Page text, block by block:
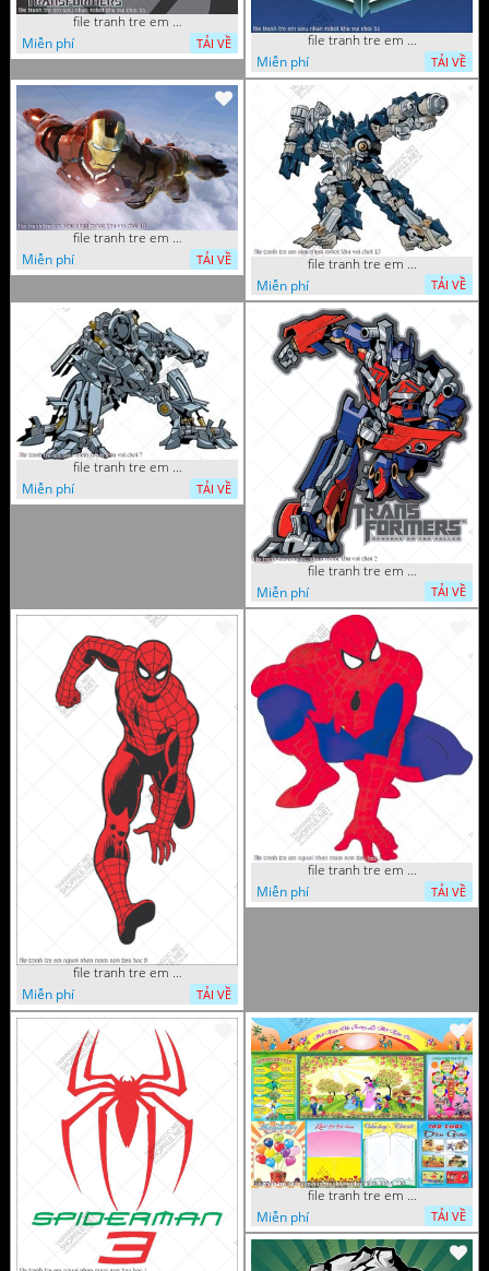
file tranh tre em sieu nhan robot khu vui choi 55
Miễn phí
TẢI VỀ
file tranh tre em sieu nhan robot khu vui choi 51
Miễn phí
TẢI VỀ
file tranh tre em sieu nhan robot khu vui choi 18
Miễn phí
TẢI VỀ
file tranh tre em sieu nhan robot khu vui choi 13
Miễn phí
TẢI VỀ
file tranh tre em sieu nhan robot khu vui choi 7
Miễn phí
TẢI VỀ
file tranh tre em sieu nhan robot khu vui choi 2
Miễn phí
TẢI VỀ
file tranh tre em nguoi nhen mam non tieu hoc 8
Miễn phí
TẢI VỀ
file tranh tre em nguoi nhen mam non tieu hoc 5
Miễn phí
TẢI VỀ
file tranh tre em mam non tieu hoc va hoc sinh 300 x 230
Miễn phí
TẢI VỀ